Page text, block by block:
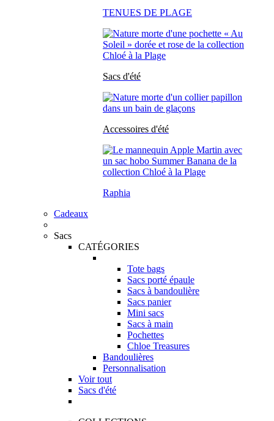
TENUES DE PLAGE
Sacs d'été
Accessoires d'été
Raphia
Cadeaux
Sacs
CATÉGORIES
Tote bags
Sacs porté épaule
Sacs à bandoulière
Sacs panier
Mini sacs
Sacs à main
Pochettes
Chloe Treasures
Bandoulières
Personnalisation
Voir tout
Sacs d'été